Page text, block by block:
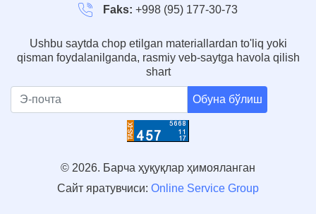
Faks: +998 (95) 177-30-73
Ushbu saytda chop etilgan materiallardan to'liq yoki
qisman foydalanilganda, rasmiy veb-saytga havola qilish
shart
Обуна бўлиш
© 2026. Барча ҳуқуқлар ҳимояланган
Сайт яратувчиси: Online Service Group